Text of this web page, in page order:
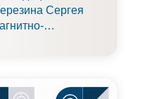
Сергея